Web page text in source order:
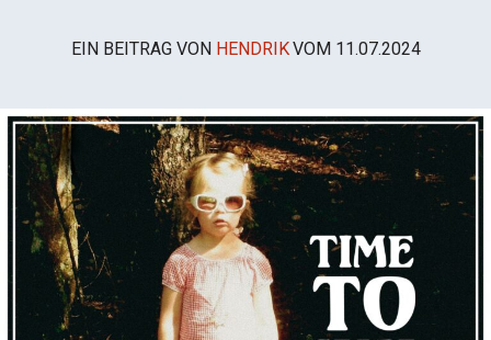
EIN BEITRAG VON HENDRIKVOM 11.07.2024